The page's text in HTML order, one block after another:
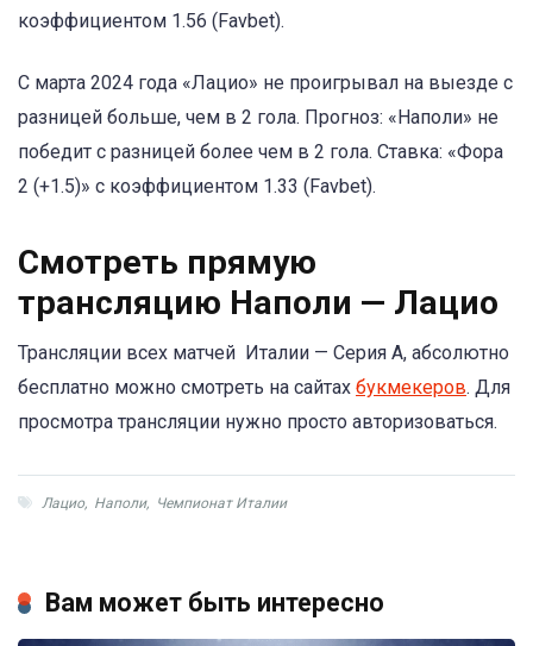
коэффициентом 1.56 (Favbet).
С марта 2024 года «Лацио» не проигрывал на выезде с
разницей больше, чем в 2 гола. Прогноз: «Наполи» не
победит с разницей более чем в 2 гола. Ставка: «Фора
2 (+1.5)» с коэффициентом 1.33 (Favbet).
Смотреть прямую
трансляцию Наполи — Лацио
Трансляции всех матчей Италии — Серия А, абсолютно
бесплатно можно смотреть на сайтах букмекеров. Для
просмотра трансляции нужно просто авторизоваться.
Лацио, Наполи, Чемпионат Италии
Вам может быть интересно